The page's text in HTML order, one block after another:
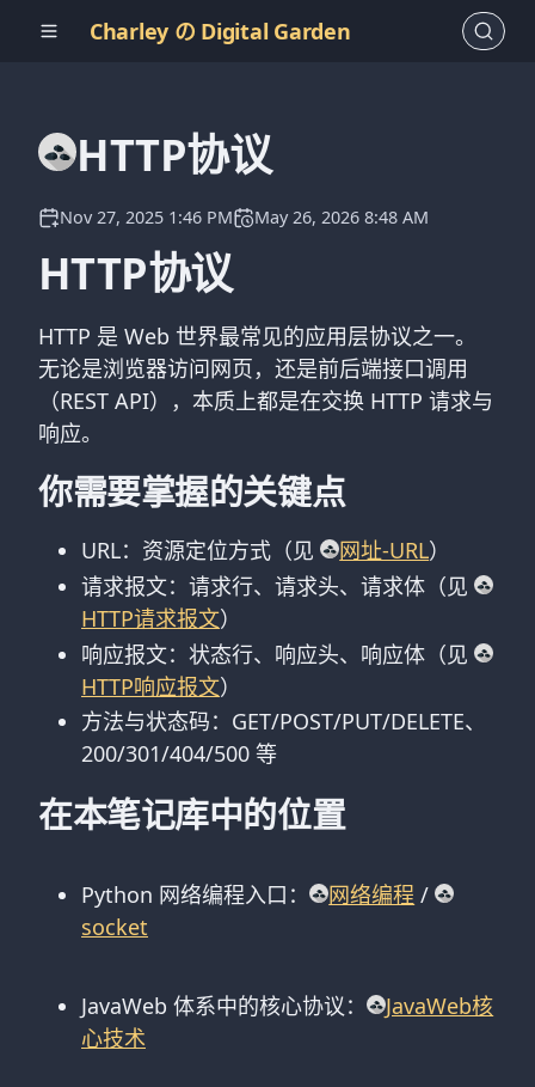
Charley の Digital Garden
HTTP协议
Nov 27, 2025 1:46 PM May 26, 2026 8:48 AM
HTTP协议
HTTP 是 Web 世界最常见的应用层协议之一。
无论是浏览器访问网页，还是前后端接口调用
（REST API），本质上都是在交换 HTTP 请求与
响应。
你需要掌握的关键点
URL：资源定位方式（见 网址-URL）
请求报文：请求行、请求头、请求体（见
HTTP请求报文）
响应报文：状态行、响应头、响应体（见
HTTP响应报文）
方法与状态码：GET/POST/PUT/DELETE、
200/301/404/500 等
在本笔记库中的位置
Python 网络编程入口： 网络编程 /
socket
JavaWeb 体系中的核心协议：
JavaWeb核
心技术